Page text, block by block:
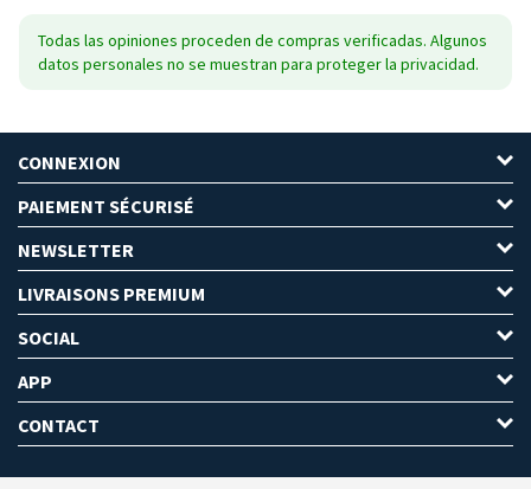
Todas las opiniones proceden de compras verificadas. Algunos
datos personales no se muestran para proteger la privacidad.
CONNEXION
PAIEMENT SÉCURISÉ
NEWSLETTER
LIVRAISONS PREMIUM
SOCIAL
APP
CONTACT